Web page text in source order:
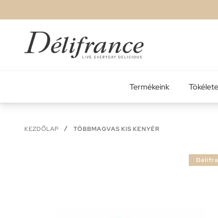
a
tartalomhoz
Termékeink
KEZDŐLAP TÖBBMAGVAS KIS KENYÉR